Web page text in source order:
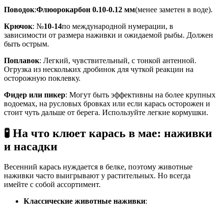
Поводок:Флюорокарбон 0.10-0.12 мм(менее заметен в воде).
Крючок: №10-14по международной нумерации, в
зависимости от размера наживки и ожидаемой рыбы. Должен
быть острым.
Поплавок: Легкий, чувствительный, с тонкой антенной.
Огрузка из нескольких дробинок для чуткой реакции на
осторожную поклевку.
Фидер или пикер: Могут быть эффективны на более крупных
водоемах, на русловых бровках или если карась осторожен и
стоит чуть дальше от берега. Используйте легкие кормушки.
🧪 На что клюет карась в мае: наживки
и насадки
Весенний карась нуждается в белке, поэтому животные
наживки часто выигрывают у растительных. Но всегда
имейте с собой ассортимент.
Классические животные наживки: